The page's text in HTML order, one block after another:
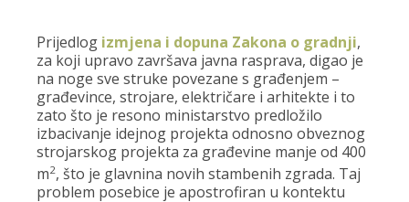
Prijedlog izmjena i dopuna Zakona o gradnji,
za koji upravo završava javna rasprava, digao je
na noge sve struke povezane s građenjem –
građevince, strojare, električare i arhitekte i to
zato što je resono ministarstvo predložilo
izbacivanje idejnog projekta odnosno obveznog
strojarskog projekta za građevine manje od 400
m2, što je glavnina novih stambenih zgrada. Taj
problem posebice je apostrofiran u kontektu